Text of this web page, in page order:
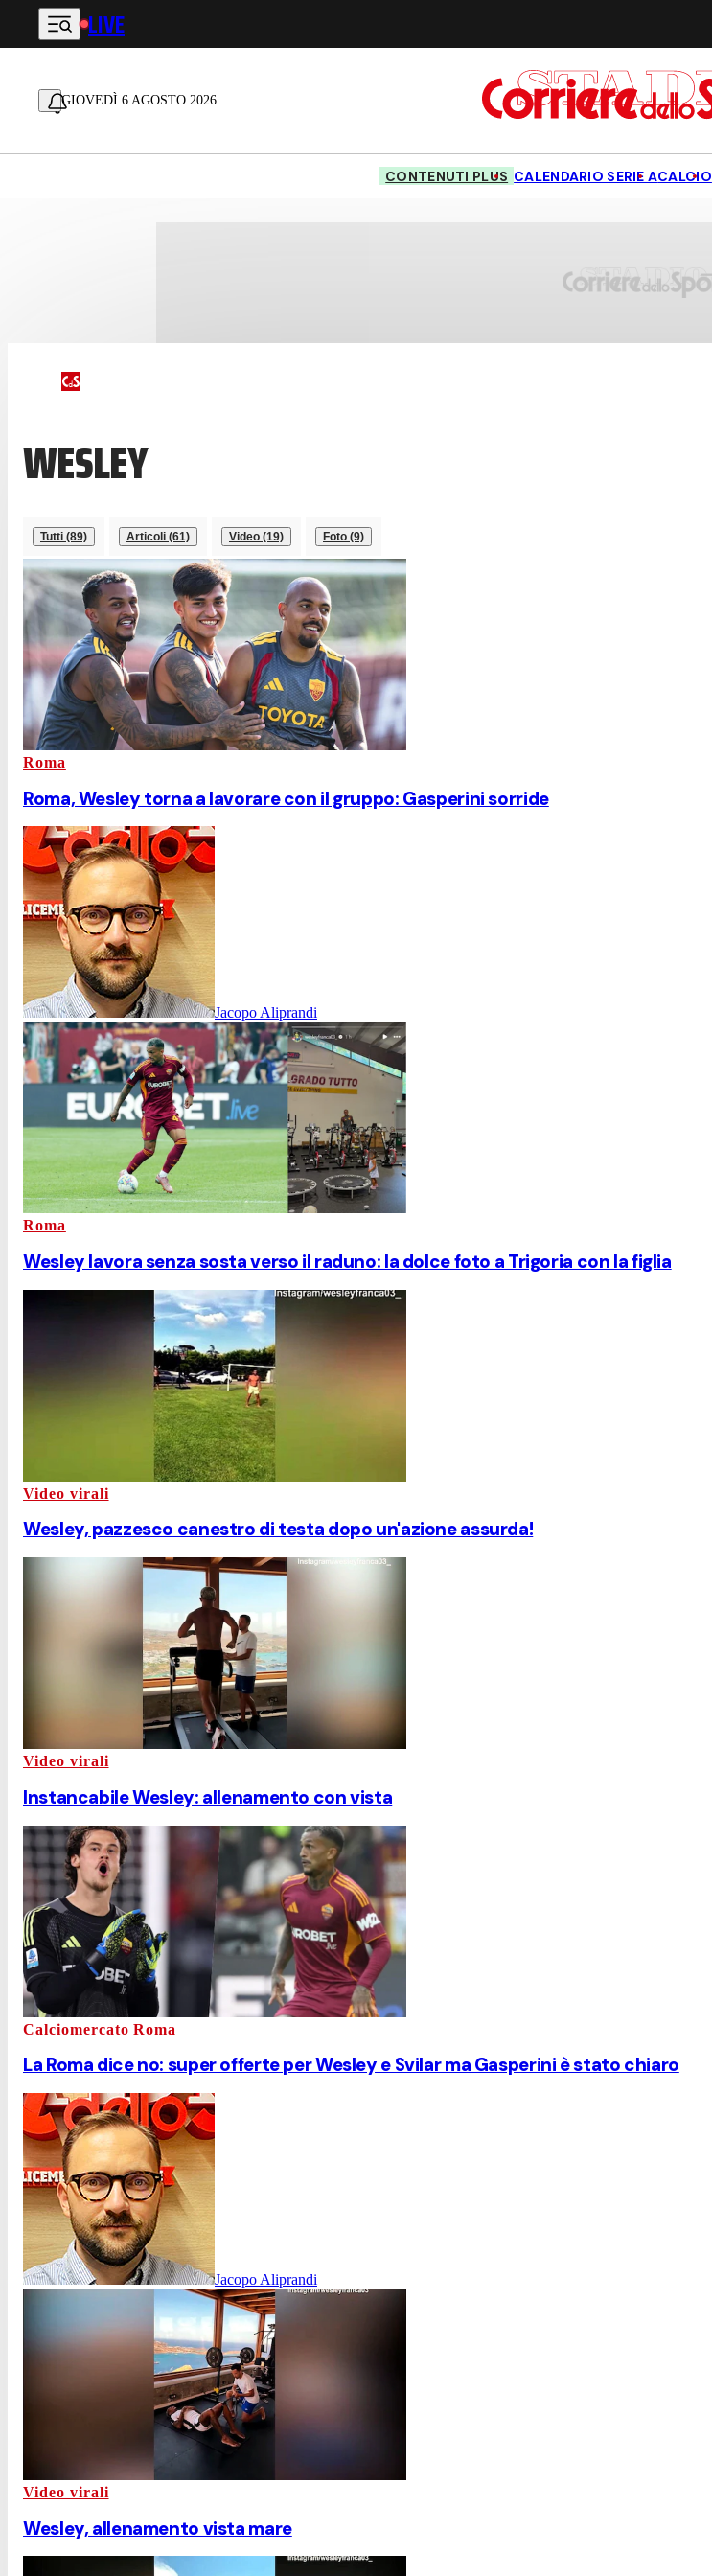
Vai al contenuto principale
LIVE
GIOVEDÌ 6 AGOSTO 2026
CONTENUTI PLUS CALENDARIO SERIE ACALCIO
WESLEY
Tutti (89) Articoli (61) Video (19) Foto (9)
Roma
Roma, Wesley torna a lavorare con il gruppo: Gasperini sorride
Jacopo Aliprandi
Roma
Wesley lavora senza sosta verso il raduno: la dolce foto a Trigoria con la figlia
Video virali
Wesley, pazzesco canestro di testa dopo un'azione assurda!
Video virali
Instancabile Wesley: allenamento con vista
Calciomercato Roma
La Roma dice no: super offerte per Wesley e Svilar ma Gasperini è stato chiaro
Jacopo Aliprandi
Video virali
Wesley, allenamento vista mare